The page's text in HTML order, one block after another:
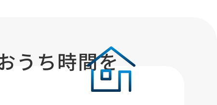
うち時間を